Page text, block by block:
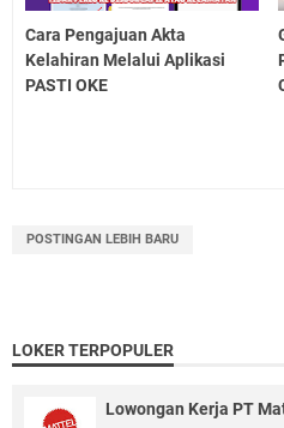
Cara Pengajuan Akta
Kelahiran Melalui Aplikasi
PASTI OKE
POSTINGAN LEBIH BARU
LOKER TERPOPULER
Lowongan Kerja PT